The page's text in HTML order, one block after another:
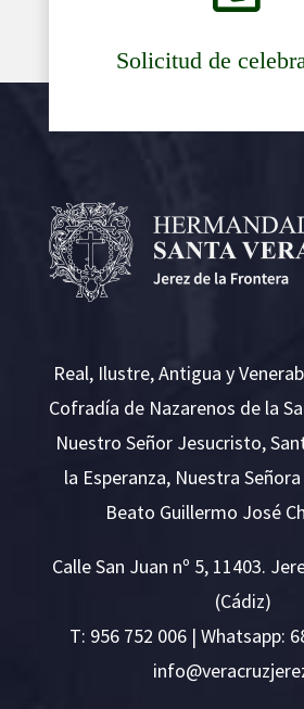
Solicitud de
Real, Ilustre, Antigua y
Cofradía de Nazarenos de la
Nuestro Señor Jesucristo,
la Esperanza, Nuestra
Beato Guillermo José
Calle San Juan nº 5, 11403.
(Cádiz)
T: 956 752 006 | Whatsapp:
rejzu
rcare
v@ofn
i